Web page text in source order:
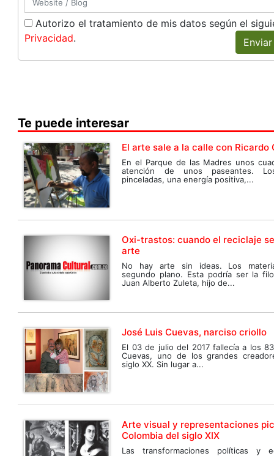
Autorizo el tratamiento de mis datos según el
Privacidad.
Te puede interesar
El arte sale a la calle con Ricardo
En el Parque de las Madres unos
atención de unos paseantes.
pinceladas, una energía positiva,...
Oxi-trastos: cuando el reciclaje
arte
No hay arte sin ideas. Los
segundo plano. Esta podría ser la
Juan Alberto Zuleta, hijo de...
José Luis Cuevas, narciso criollo
El 03 de julio del 2017 fallecía a los
Cuevas, uno de los grandes
siglo XX. Sin lugar a...
Arte visual y representaciones
Colombia del siglo XIX
Las transformaciones políticas y